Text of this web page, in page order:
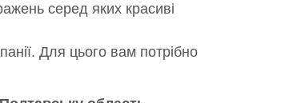
серед яких красиві
Для цього вам потрібно